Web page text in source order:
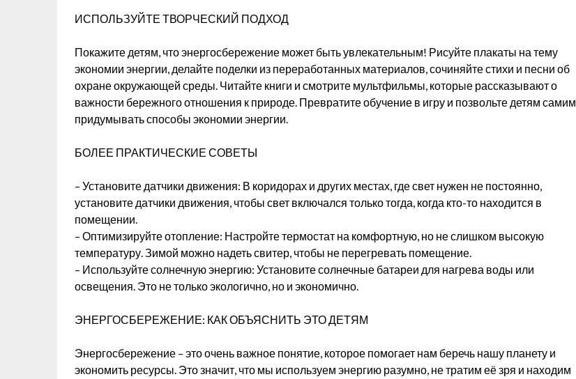
ИСПОЛЬЗУЙТЕ ТВОРЧЕСКИЙ ПОДХОД
Покажите детям, что энергосбережение может быть увлекательным! Рисуйте плакаты на тему
экономии энергии, делайте поделки из переработанных материалов, сочиняйте стихи и песни об
охране окружающей среды. Читайте книги и смотрите мультфильмы, которые рассказывают о
важности бережного отношения к природе. Превратите обучение в игру и позвольте детям самим
придумывать способы экономии энергии.
БОЛЕЕ ПРАКТИЧЕСКИЕ СОВЕТЫ
– Установите датчики движения: В коридорах и других местах, где свет нужен не постоянно,
установите датчики движения, чтобы свет включался только тогда, когда кто-то находится в
помещении.
– Оптимизируйте отопление: Настройте термостат на комфортную, но не слишком высокую
температуру. Зимой можно надеть свитер, чтобы не перегревать помещение.
– Используйте солнечную энергию: Установите солнечные батареи для нагрева воды или
освещения. Это не только экологично, но и экономично.
ЭНЕРГОСБЕРЕЖЕНИЕ: КАК ОБЪЯСНИТЬ ЭТО ДЕТЯМ
Энергосбережение – это очень важное понятие, которое помогает нам беречь нашу планету и
экономить ресурсы. Это значит, что мы используем энергию разумно, не тратим её зря и находим